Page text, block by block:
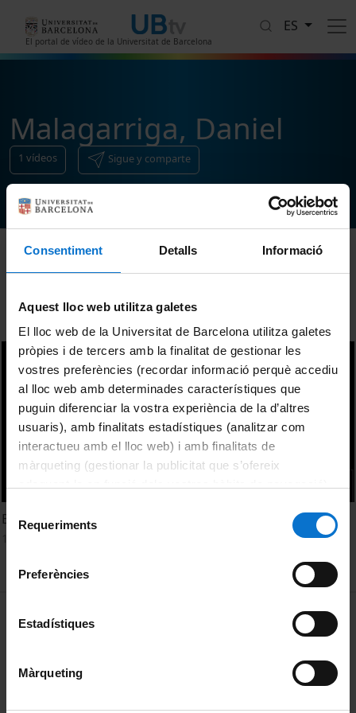
Consentiment Detalls Informació
Aquest lloc web utilitza galetes
El lloc web de la Universitat de Barcelona utilitza galetes
pròpies i de tercers amb la finalitat de gestionar les
vostres preferències (recordar informació perquè accediu
al lloc web amb determinades característiques que
puguin diferenciar la vostra experiència de la d’altres
usuaris), amb finalitats estadístiques (analitzar com
interactueu amb el lloc web) i amb finalitats de
màrqueting (gestionar la publicitat que s’ofereix
consultar laPolítica de galetes del lloc web de la
de Requeriments
Preferències
Estadístiques
Màrqueting
El portal de vídeo de la Universitat de Barcelona
ES
Malagarriga, Daniel
1 vídeos Sigue y comparte
Ordenar
Brain research in the mesoscopic scale
MENÚ PEU 1
Política de Cookies
Privacidad y términos